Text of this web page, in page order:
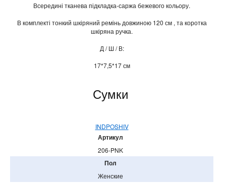
Всередині тканева підкладка-саржа бежевого кольору.
В комплекті тонкий шкіряний ремінь довжиною 120 см , та коротка
шкіряна ручка.
Д / Ш / В:
17*7,5*17 см
Сумки
INDPOSHIV
Артикул
206-PNK
Пол
Женские